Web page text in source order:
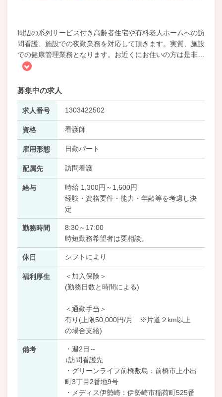
周辺の系列サービス付き高齢者住宅や有料老人ホームへの訪
問看護、施設での夜勤業務を対応して頂きます。実質、施設
での健康管理業務となります。お近くにお住いの方は是非
募集中の求人
求人番号 1303422502
資格 看護師
雇用形態 日勤パート
配属先 訪問看護
給与
時給 1,300円～1,600円
経験・資格要件・能力・年齢等を考慮し決
定
勤務時間
8:30～17:00
時短勤務希望者は要相談。
休日 シフトにより
福利厚生
＜加入保険＞
(勤務日数と時間による)
＜通勤手当＞
有り(上限50,000円/月 ※片道２km以上
の場合支給)
備考
・週2日～
↓訪問看護先
・グリーンライフ前橋敷島：前橋市上小出
町3丁目2番地9号
・メディス伊勢崎：伊勢崎市稲荷町525番